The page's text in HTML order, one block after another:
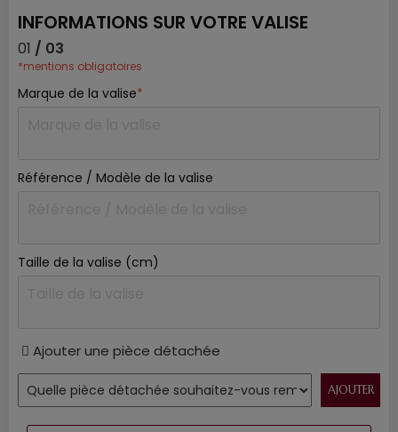
INFORMATIONS SUR VOTRE VALISE
01 / 03
*mentions obligatoires
Marque de la valise*
Référence / Modèle de la valise
Taille de la valise (cm)
Ajouter une pièce détachée